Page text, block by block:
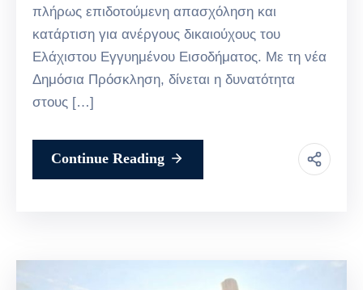
πλήρως επιδοτούμενη απασχόληση και
κατάρτιση για ανέργους δικαιούχους του
Ελάχιστου Εγγυημένου Εισοδήματος. Με τη νέα
Δημόσια Πρόσκληση, δίνεται η δυνατότητα
στους […]
Continue Reading